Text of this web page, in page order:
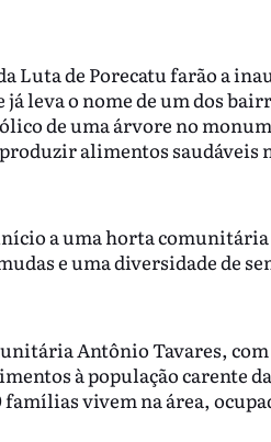
Luta de Porecatu farão a
leva o nome de um dos
de uma árvore no
alimentos saudáveis
a uma horta comunitária
e uma diversidade de
Antônio Tavares,
à população carente
vivem na área,